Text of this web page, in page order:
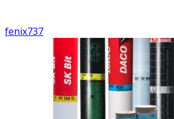
fenix737